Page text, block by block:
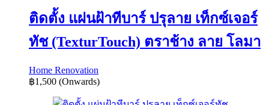
ติดตั้ง แผ่นฝ้าทีบาร์ ปรุลาย เท็กซ์เจอร์
ทัช (TexturTouch) ตราช้าง ลาย โลมา
Home Renovation
฿1,500 (Onwards)